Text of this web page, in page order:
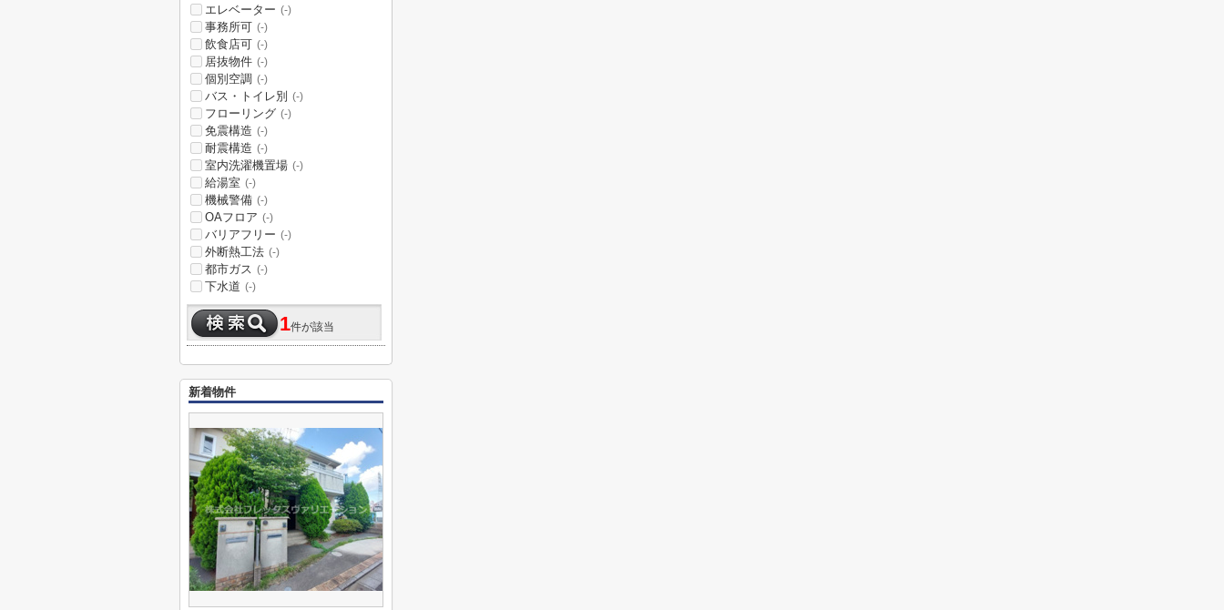
エレベーター (-)
事務所可 (-)
飲食店可 (-)
居抜物件 (-)
個別空調 (-)
バス・トイレ別 (-)
フローリング (-)
免震構造 (-)
耐震構造 (-)
室内洗濯機置場 (-)
給湯室 (-)
機械警備 (-)
OAフロア (-)
バリアフリー (-)
外断熱工法 (-)
都市ガス (-)
下水道 (-)
1件が該当
新着物件